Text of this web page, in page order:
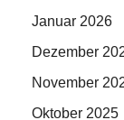
Januar 2026
Dezember
November
Oktober 2025